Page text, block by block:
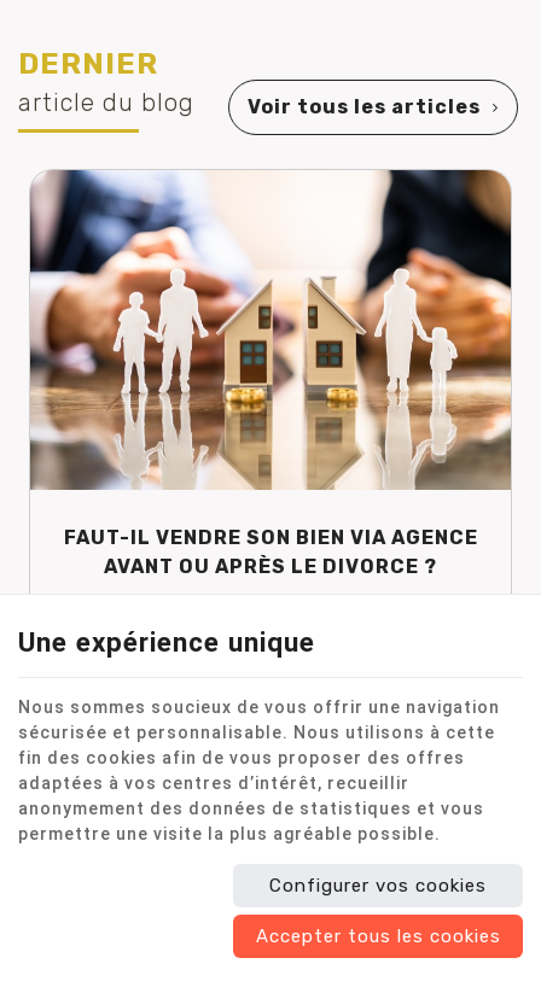
DERNIER
article du blog Voir tous les articles
FAUT-IL VENDRE SON BIEN VIA AGENCE
AVANT OU APRÈS LE DIVORCE ?
Ledivorcereprésente un moment difficile
vente du domicile conjugal
. Les
Maisons Ferrian vous expliquent s’il est
préférable deven...
Une expérience unique
Nous sommes soucieux de vous offrir une navigation
sécurisée et personnalisable. Nous utilisons à cette
fin des cookies afin de vous proposer des offres
adaptées à vos centres d’intérêt, recueillir
anonymement des données de statistiques et vous
permettre une visite la plus agréable possible.
Configurer vos cookies
Accepter tous les cookies